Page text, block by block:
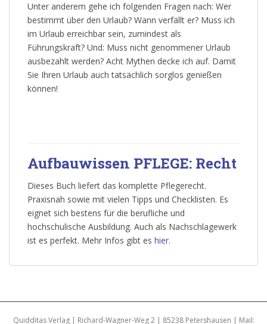
Unter anderem gehe ich folgenden Fragen nach: Wer
bestimmt über den Urlaub? Wann verfällt er? Muss ich
im Urlaub erreichbar sein, zumindest als
Führungskraft? Und: Muss nicht genommener Urlaub
ausbezahlt werden? Acht Mythen decke ich auf. Damit
Sie Ihren Urlaub auch tatsächlich sorglos genießen
können!
Aufbauwissen PFLEGE: Recht
Dieses Buch liefert das komplette Pflegerecht.
Praxisnah sowie mit vielen Tipps und Checklisten. Es
eignet sich bestens für die berufliche und
hochschulische Ausbildung. Auch als Nachschlagewerk
ist es perfekt. Mehr Infos gibt es hier.
Quidditas Verlag | Richard-Wagner-Weg 2 | 85238 Petershausen | Mail: